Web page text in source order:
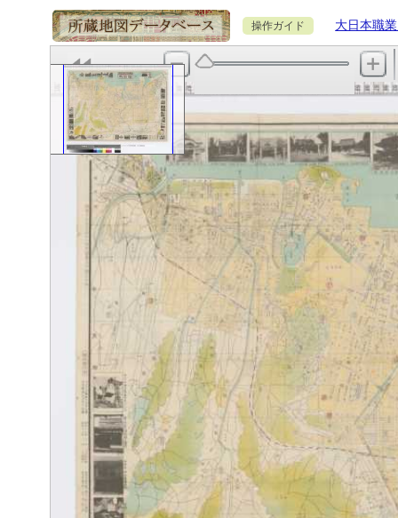
操作ガイド 大日本職